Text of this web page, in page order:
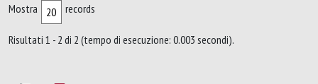
Mostra records
Risultati 1 - 2 di 2 (tempo di esecuzione: 0.003 secondi).